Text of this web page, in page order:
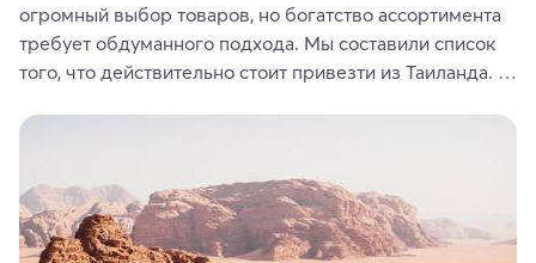
огромный выбор товаров, но богатство ассортимента
требует обдуманного подхода. Мы составили список
того, что действительно стоит привезти из Таиланда.
средства, одежду, украшения, предметы интерьера
где их купить.